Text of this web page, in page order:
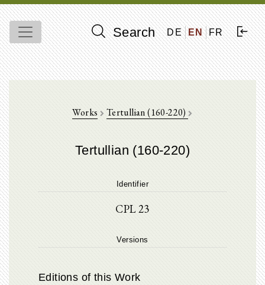
Search DE EN FR
Works Tertullian (160-220)
Tertullian (160-220)
Identifier
CPL 23
Versions
Editions of this Work